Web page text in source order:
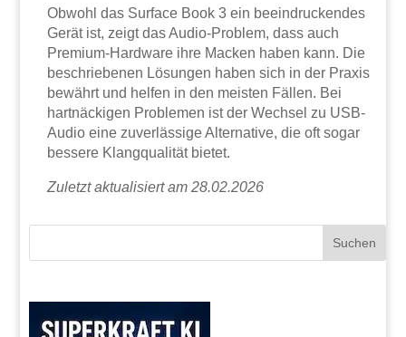
Obwohl das Surface Book 3 ein beeindruckendes
Gerät ist, zeigt das Audio-Problem, dass auch
Premium-Hardware ihre Macken haben kann. Die
beschriebenen Lösungen haben sich in der Praxis
bewährt und helfen in den meisten Fällen. Bei
hartnäckigen Problemen ist der Wechsel zu USB-
Audio eine zuverlässige Alternative, die oft sogar
bessere Klangqualität bietet.
Zuletzt aktualisiert am 28.02.2026